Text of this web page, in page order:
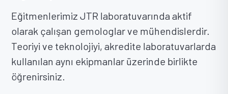
Eğitmenlerimiz JTR laboratuvarında aktif
olarak çalışan gemologlar ve mühendislerdir.
Teoriyi ve teknolojiyi, akredite laboratuvarlarda
kullanılan aynı ekipmanlar üzerinde birlikte
öğrenirsiniz.